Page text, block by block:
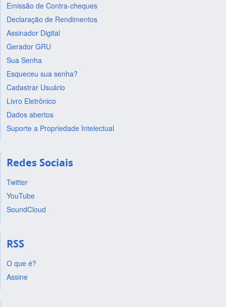
Emissão de Contra-cheques
Declaração de Rendimentos
Assinador Digital
Gerador GRU
Sua Senha
Esqueceu sua senha?
Cadastrar Usuário
Livro Eletrônico
Dados abertos
Suporte a Propriedade Intelectual
Redes Sociais
Twitter
YouTube
SoundCloud
RSS
O que é?
Assine